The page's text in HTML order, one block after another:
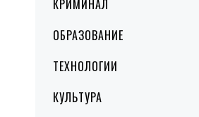
КРИМИНАЛ
ОБРАЗОВАНИЕ
ТЕХНОЛОГИИ
КУЛЬТУРА